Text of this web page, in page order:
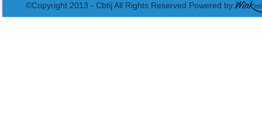
©Copyright 2013 - Cbtij All Rights Reserved Powered by: